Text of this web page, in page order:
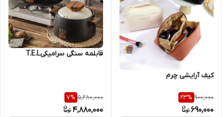
کیف آرایشی چرم
900,000
23%
690,000
قابلمه سنگی سرامیکیT.E.L
5,280,000
7%
4,880,000